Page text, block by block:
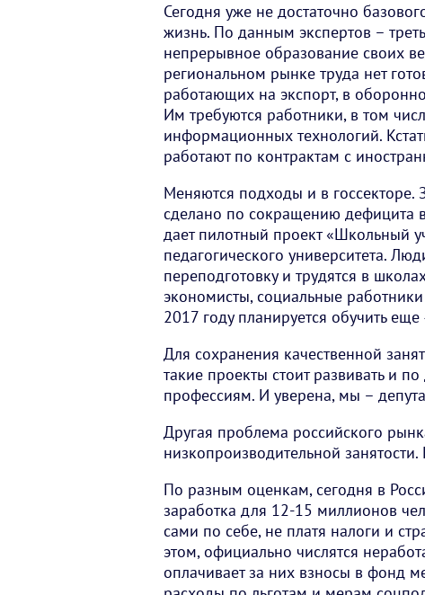
Сегодня уже не достаточно
жизнь. По данным экспертов –
непрерывное образование своих
региональном рынке труда нет
работающих на экспорт, в
Им требуются работники, в том
информационных технологий.
работают по контрактам с
Меняются подходы и в госсекторе.
сделано по сокращению дефицита
дает пилотный проект «Школьный
педагогического университета.
переподготовку и трудятся в
экономисты, социальные
2017 году планируется обучить еще
Для сохранения качественной
такие проекты стоит развивать и
профессиям. И уверена, мы –
Другая проблема российского
низкопроизводительной
По разным оценкам, сегодня в
заработка для 12-15 миллионов
сами по себе, не платя налоги и
этом, официально числятся
оплачивает за них взносы в фонд